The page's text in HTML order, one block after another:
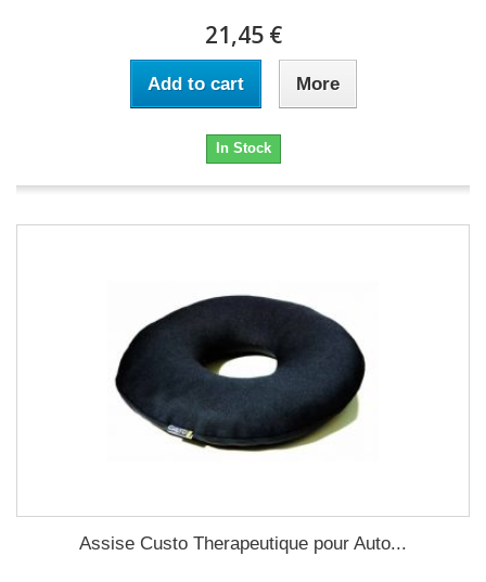
21,45 €
Add to cart More
In Stock
Assise Custo Therapeutique pour Auto...